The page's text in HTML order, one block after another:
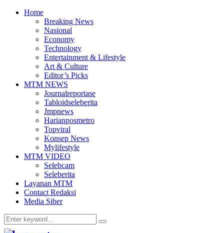
Home
Breaking News
Nasional
Economy
Technology
Entertainment & Lifestyle
Art & Culture
Editor’s Picks
MTM NEWS
Journalreportase
Tabloidseleberita
Jmpnews
Harianposmetro
Topviral
Konsep News
Mylifestyle
MTM VIDEO
Selebcam
Seleberita
Layanan MTM
Contact Redaksi
Media Siber
Search
for:
Search
Facebook
Twitter
Youtube